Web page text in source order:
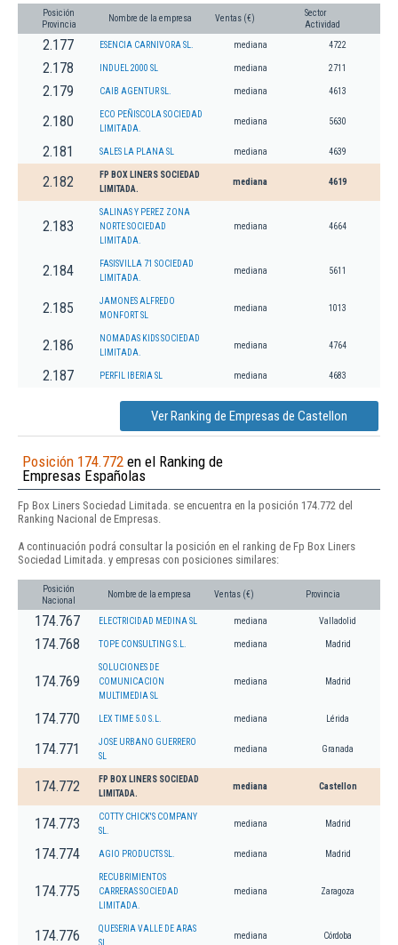
Posición
Provincia
Nombre de la empresa Ventas (€)
Sector
Actividad
2.177 ESENCIA CARNIVORA SL. mediana 4722
2.178 INDUEL 2000 SL mediana 2711
2.179 CAIB AGENTUR SL. mediana 4613
2.180
ECO PEÑISCOLA SOCIEDAD
LIMITADA.
mediana 5630
2.181 SALES LA PLANA SL mediana 4639
2.182
FP BOX LINERS SOCIEDAD
LIMITADA.
mediana 4619
2.183
SALINAS Y PEREZ ZONA
NORTE SOCIEDAD
LIMITADA.
mediana 4664
2.184
FASISVILLA 71 SOCIEDAD
LIMITADA.
mediana 5611
2.185
JAMONES ALFREDO
MONFORT SL
mediana 1013
2.186
NOMADAS KIDS SOCIEDAD
LIMITADA.
mediana 4764
2.187 PERFIL IBERIA SL mediana 4683
Ver Ranking de Empresas de Castellon
Posición 174.772 en el Ranking de
Empresas Españolas
Fp Box Liners Sociedad Limitada. se encuentra en la posición 174.772 del
Ranking Nacional de Empresas.
A continuación podrá consultar la posición en el ranking de Fp Box Liners
Sociedad Limitada. y empresas con posiciones similares:
Posición
Nacional
Nombre de la empresa Ventas (€) Provincia
174.767 ELECTRICIDAD MEDINA SL mediana Valladolid
174.768 TOPE CONSULTING S.L. mediana Madrid
174.769
SOLUCIONES DE
COMUNICACION
MULTIMEDIA SL
mediana Madrid
174.770 LEX TIME 5.0 S.L. mediana Lérida
174.771
JOSE URBANO GUERRERO
SL
mediana Granada
174.772
FP BOX LINERS SOCIEDAD
LIMITADA.
mediana Castellon
174.773
COTTY CHICK'S COMPANY
SL.
mediana Madrid
174.774 AGIO PRODUCTS SL. mediana Madrid
174.775
RECUBRIMIENTOS
CARRERAS SOCIEDAD
LIMITADA.
mediana Zaragoza
174.776
QUESERIA VALLE DE ARAS
SL.
mediana Córdoba